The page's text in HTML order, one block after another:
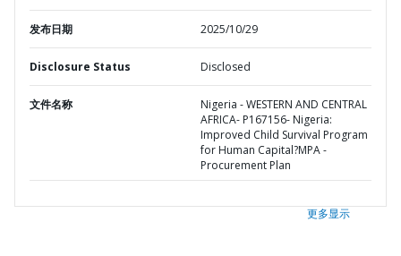
发布日期 2025/10/29
Disclosure Status Disclosed
文件名称
Nigeria - WESTERN AND CENTRAL
AFRICA- P167156- Nigeria:
Improved Child Survival Program
for Human Capital?MPA -
Procurement Plan
更多显示